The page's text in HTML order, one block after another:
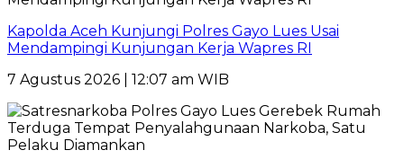
Kapolda Aceh Kunjungi Polres Gayo Lues Usai
Mendampingi Kunjungan Kerja Wapres RI
7 Agustus 2026 | 12:07 am WIB